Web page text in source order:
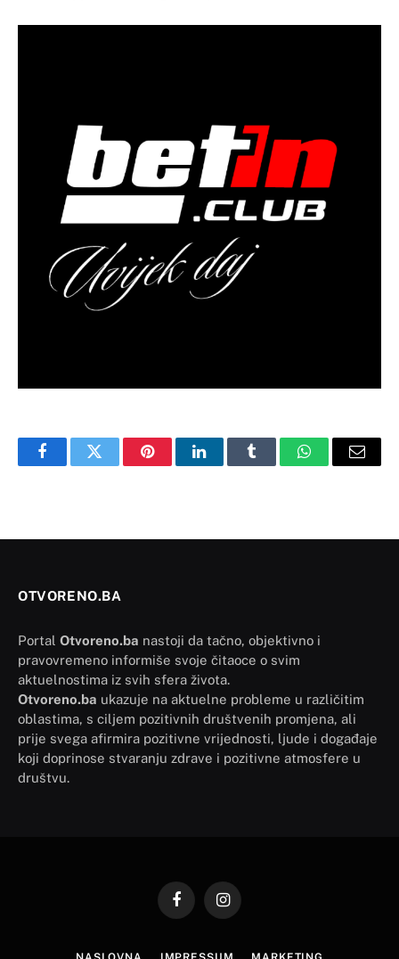
FacebookTwitter PinterestLinkedInTumblr WhatsAppEmail
OTVORENO.BA
Portal Otvoreno.ba nastoji da tačno, objektivno i
pravovremeno informiše svoje čitaoce o svim
aktuelnostima iz svih sfera života.
Otvoreno.ba ukazuje na aktuelne probleme u različitim
oblastima, s ciljem pozitivnih društvenih promjena, ali
prije svega afirmira pozitivne vrijednosti, ljude i događaje
koji doprinose stvaranju zdrave i pozitivne atmosfere u
društvu.
FacebookInstagram